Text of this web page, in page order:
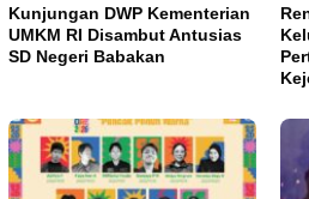
Kunjungan DWP Kementerian
UMKM RI Disambut Antusias
SD Negeri Babakan